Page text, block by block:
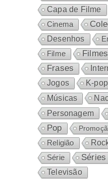
Capa de Filme
Cinema
Desenhos
Filme
Filmes
Frases
Jogos
K-pop
Músicas
Personagem
Pop
Religião
Série Séries
Televisão